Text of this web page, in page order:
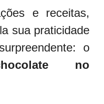
e receitas,
sua praticidade
o
no